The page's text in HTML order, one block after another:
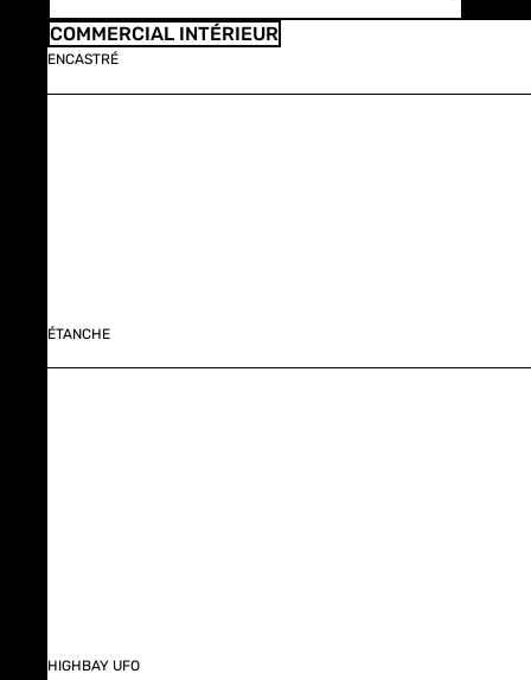
COMMERCIAL INTÉRIEUR
ENCASTRÉ
ÉTANCHE
HIGHBAY UFO